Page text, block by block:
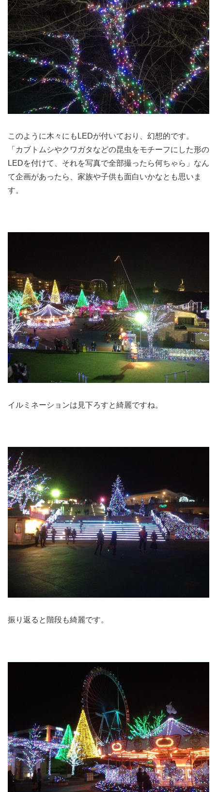
このように木々にもLEDが付いており、幻想的です。
「カブトムシやクワガタなどの昆虫をモチーフにした形の
LEDを付けて、それを写真で全部撮ったら何ちゃら」なん
て企画があったら、家族や子供も面白いかなとも思いま
す。
イルミネーションは見下ろすと綺麗ですね。
振り返ると階段も綺麗です。